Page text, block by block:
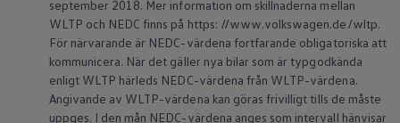
Service av elbilar
Företag
Business Lease
Företagsleasing
Personalbil
Bonus malus
TCO - Total ägandekostnad
september 2018. Mer information om skillnaderna mellan
WLTP och NEDC finns på https: //www.volkswagen.de/wltp.
För närvarande är NEDC-värdena fortfarande obligatoriska att
kommunicera. När det gäller nya bilar som är typgodkända
enligt WLTP härleds NEDC-värdena från WLTP-värdena.
Angivande av WLTP-värdena kan göras frivilligt tills de måste
uppges. I den mån NEDC-värdena anges som intervall hänvisar